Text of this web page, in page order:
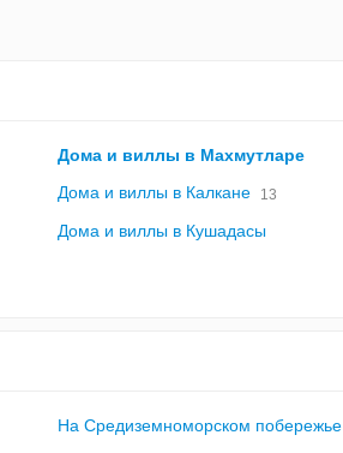
Дома и виллы в Махмутларе
Дома и виллы в Калкане 13
Дома и виллы в Кушадасы
На Средиземноморском побережье